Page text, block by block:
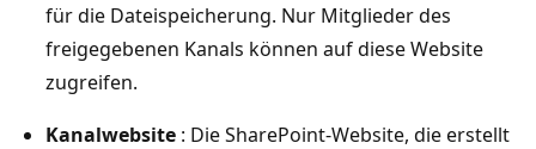
für die Dateispeicherung. Nur Mitglieder des
freigegebenen Kanals können auf diese Website
zugreifen.
Kanalwebsite : Die SharePoint-Website, die erstellt